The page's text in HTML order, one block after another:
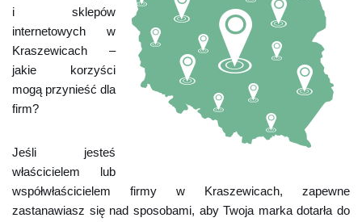
i sklepów
internetowych w
Kraszewicach –
jakie korzyści
mogą przynieść dla
firm?
Jeśli jesteś
właścicielem lub
współwłaścicielem firmy w Kraszewicach, zapewne
zastanawiasz się nad sposobami, aby Twoja marka dotarła do